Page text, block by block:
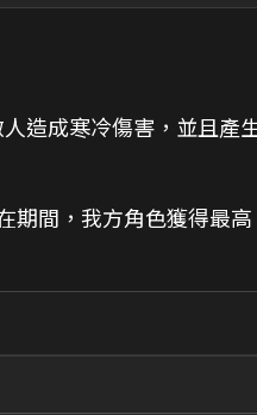
造成寒冷傷害，並且產
期間，我方角色獲得最高